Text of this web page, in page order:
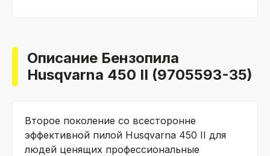
Описание Бензопила
Husqvarna 450 II (9705593-35)
Второе поколение со всесторонне
эффективной пилой Husqvarna 450 II для
людей ценящих профессиональные